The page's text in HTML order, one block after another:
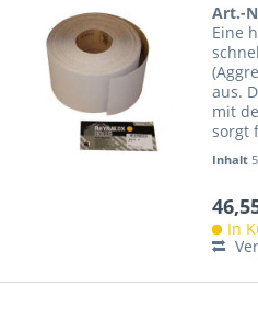
Art.-
Eine
aus.
mit
sorgt
eine
Inhalt
In